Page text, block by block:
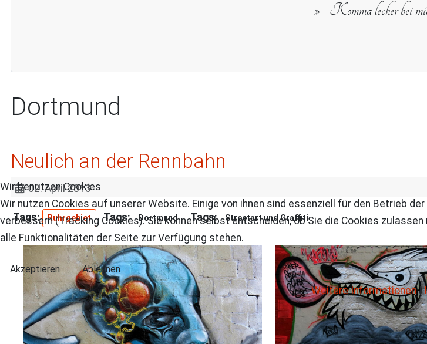
Komma lecker bei
Dortmund
Neulich an der Rennbahn
02. April 2013
Ruhrgebiet Dortmund Streetart und Graffiti
Wir benutzen Cookies
Wir nutzen Cookies auf unserer Website. Einige von ihnen sind essenziell für den Betrieb
verbessern (Tracking Cookies). Sie können selbst entscheiden, ob Sie die Cookies
alle Funktionalitäten der Seite zur Verfügung stehen.
Akzeptieren Ablehnen
Weitere Informationen|